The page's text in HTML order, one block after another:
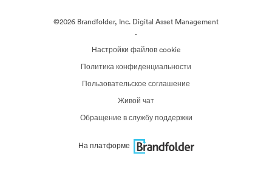
©2026 Brandfolder, Inc. Digital Asset Management
·
Настройки файлов cookie
Политика конфиденциальности
Пользовательское соглашение
Живой чат
Обращение в службу поддержки
На платформе